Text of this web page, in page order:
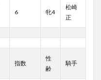
6 牝4
松崎
正
指数
性
齢
騎手